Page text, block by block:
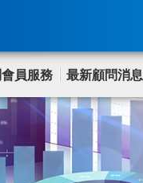
員服務 最新顧問消息